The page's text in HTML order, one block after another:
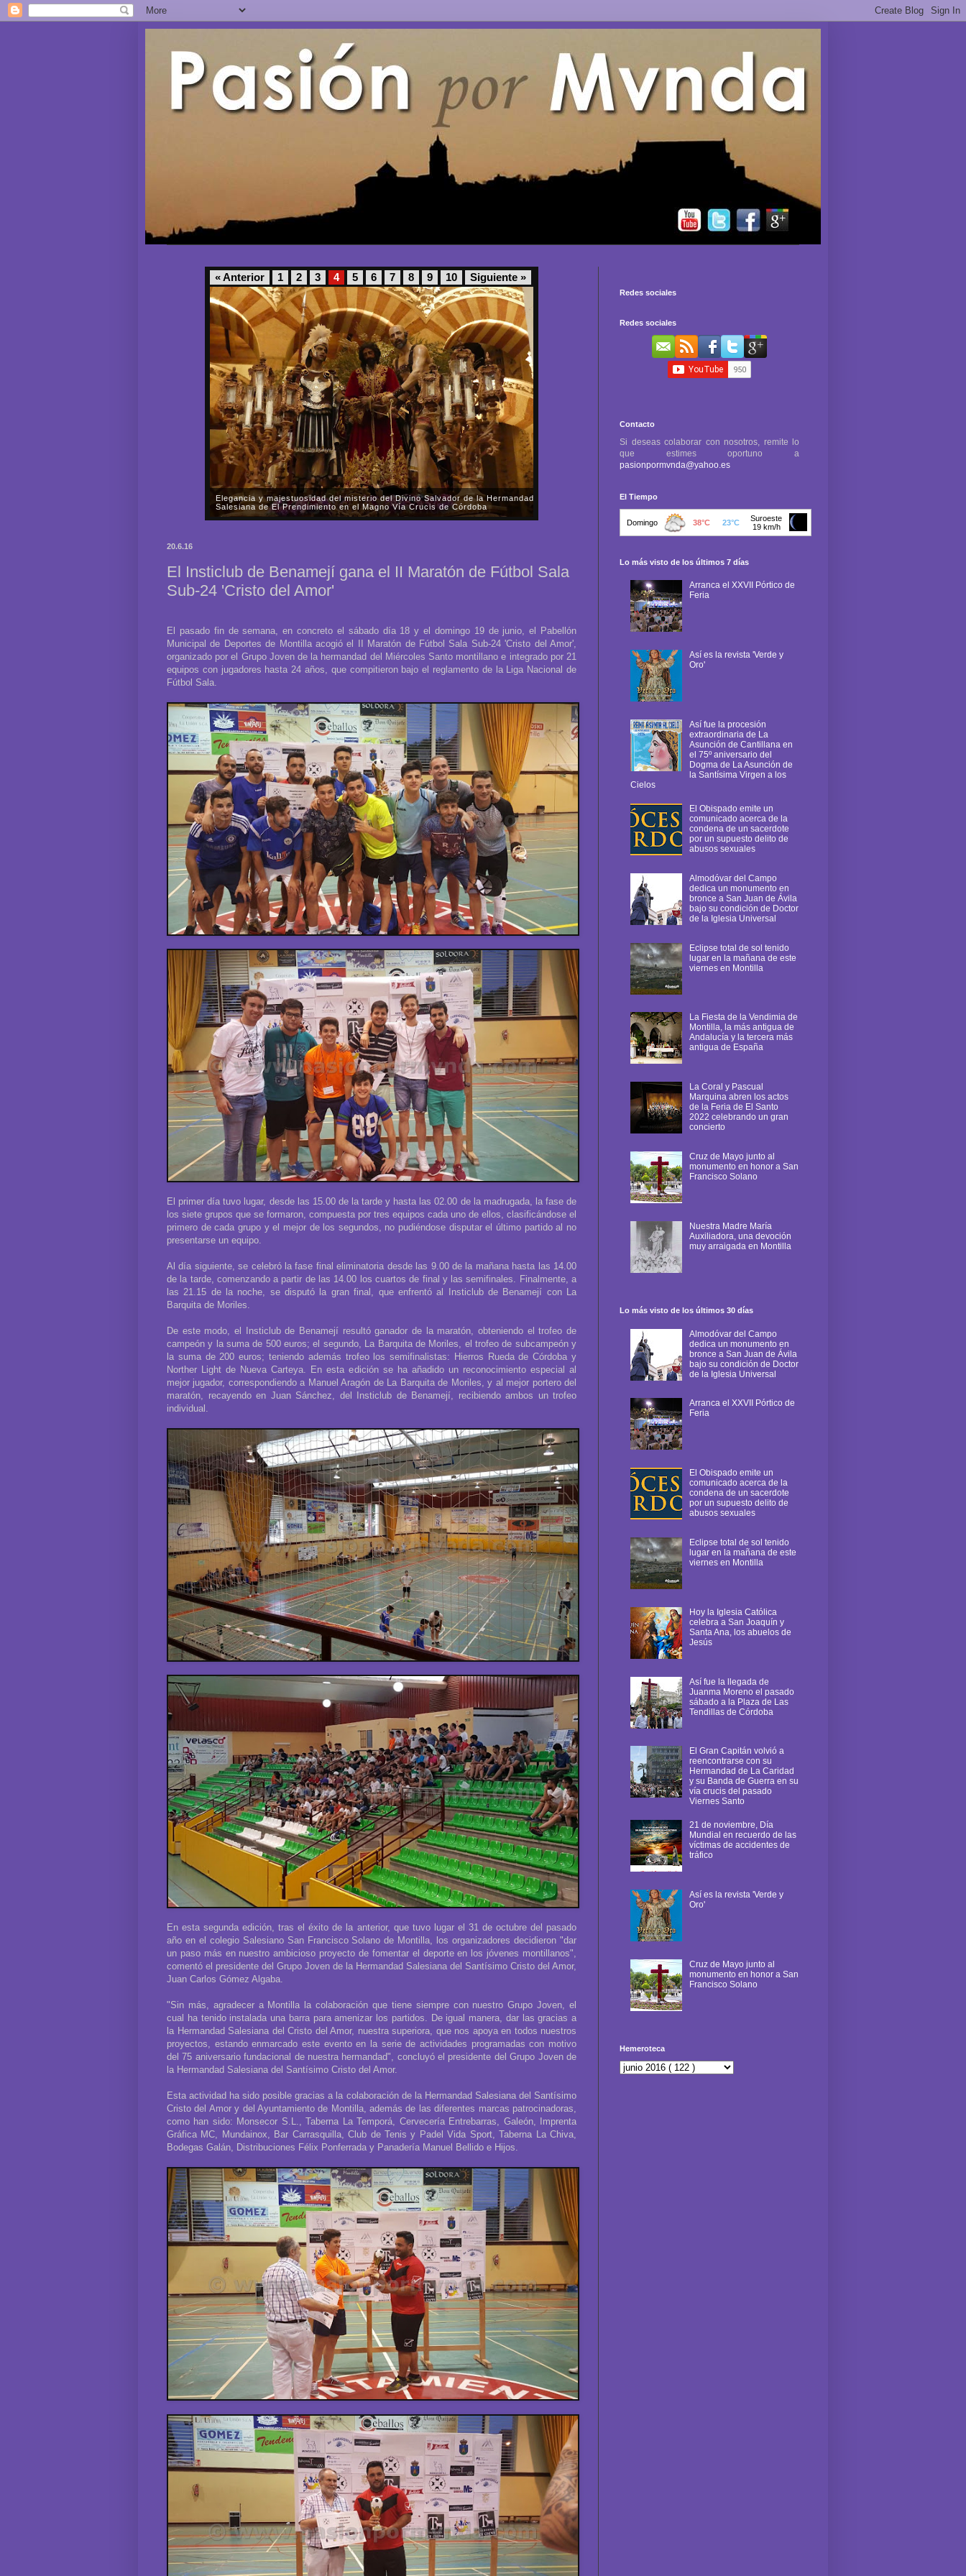
« Anterior 1 2 3 4 5 6 7 8 9 10 Siguiente »
Elegancia y majestuosidad del misterio del Divino Salvador de la Hermandad
Salesiana de El Prendimiento en el Magno Vía Crucis de Córdoba
20.6.16
El Insticlub de Benamejí gana el II Maratón de Fútbol Sala
Sub-24 'Cristo del Amor'
El pasado fin de semana, en concreto el sábado día 18 y el domingo 19 de junio, el Pabellón
Municipal de Deportes de Montilla acogió el II Maratón de Fútbol Sala Sub-24 'Cristo del Amor',
organizado por el Grupo Joven de la hermandad del Miércoles Santo montillano e integrado por 21
equipos con jugadores hasta 24 años, que compitieron bajo el reglamento de la Liga Nacional de
Fútbol Sala.
El primer día tuvo lugar, desde las 15.00 de la tarde y hasta las 02.00 de la madrugada, la fase de
los siete grupos que se formaron, compuesta por tres equipos cada uno de ellos, clasificándose el
primero de cada grupo y el mejor de los segundos, no pudiéndose disputar el último partido al no
presentarse un equipo.
Al día siguiente, se celebró la fase final eliminatoria desde las 9.00 de la mañana hasta las 14.00
de la tarde, comenzando a partir de las 14.00 los cuartos de final y las semifinales. Finalmente, a
las 21.15 de la noche, se disputó la gran final, que enfrentó al Insticlub de Benamejí con La
Barquita de Moriles.
De este modo, el Insticlub de Benamejí resultó ganador de la maratón, obteniendo el trofeo de
campeón y la suma de 500 euros; el segundo, La Barquita de Moriles, el trofeo de subcampeón y
la suma de 200 euros; teniendo además trofeo los semifinalistas: Hierros Rueda de Córdoba y
Norther Light de Nueva Carteya. En esta edición se ha añadido un reconocimiento especial al
mejor jugador, correspondiendo a Manuel Aragón de La Barquita de Moriles, y al mejor portero del
maratón, recayendo en Juan Sánchez, del Insticlub de Benamejí, recibiendo ambos un trofeo
individual.
En esta segunda edición, tras el éxito de la anterior, que tuvo lugar el 31 de octubre del pasado
año en el colegio Salesiano San Francisco Solano de Montilla, los organizadores decidieron "dar
un paso más en nuestro ambicioso proyecto de fomentar el deporte en los jóvenes montillanos",
comentó el presidente del Grupo Joven de la Hermandad Salesiana del Santísimo Cristo del Amor,
Juan Carlos Gómez Algaba.
"Sin más, agradecer a Montilla la colaboración que tiene siempre con nuestro Grupo Joven, el
cual ha tenido instalada una barra para amenizar los partidos. De igual manera, dar las gracias a
la Hermandad Salesiana del Cristo del Amor, nuestra superiora, que nos apoya en todos nuestros
proyectos, estando enmarcado este evento en la serie de actividades programadas con motivo
del 75 aniversario fundacional de nuestra hermandad", concluyó el presidente del Grupo Joven de
la Hermandad Salesiana del Santísimo Cristo del Amor.
Esta actividad ha sido posible gracias a la colaboración de la Hermandad Salesiana del Santísimo
Cristo del Amor y del Ayuntamiento de Montilla, además de las diferentes marcas patrocinadoras,
como han sido: Monsecor S.L., Taberna La Temporá, Cervecería Entrebarras, Galeón, Imprenta
Gráfica MC, Mundainox, Bar Carrasquilla, Club de Tenis y Padel Vida Sport, Taberna La Chiva,
Bodegas Galán, Distribuciones Félix Ponferrada y Panadería Manuel Bellido e Hijos.
Redes sociales
Redes sociales
Contacto
Si deseas colaborar con nosotros, remite lo
que estimes oportuno a
pasionpormvnda@yahoo.es
El Tiempo
Lo más visto de los últimos 7 días
Arranca el XXVII Pórtico de
Feria
Así es la revista 'Verde y
Oro'
Así fue la procesión
extraordinaria de La
Asunción de Cantillana en
el 75º aniversario del
Dogma de La Asunción de
la Santísima Virgen a los
Cielos
El Obispado emite un
comunicado acerca de la
condena de un sacerdote
por un supuesto delito de
abusos sexuales
Almodóvar del Campo
dedica un monumento en
bronce a San Juan de Ávila
bajo su condición de Doctor
de la Iglesia Universal
Eclipse total de sol tenido
lugar en la mañana de este
viernes en Montilla
La Fiesta de la Vendimia de
Montilla, la más antigua de
Andalucía y la tercera más
antigua de España
La Coral y Pascual
Marquina abren los actos
de la Feria de El Santo
2022 celebrando un gran
concierto
Cruz de Mayo junto al
monumento en honor a San
Francisco Solano
Nuestra Madre María
Auxiliadora, una devoción
muy arraigada en Montilla
Lo más visto de los últimos 30 días
Almodóvar del Campo
dedica un monumento en
bronce a San Juan de Ávila
bajo su condición de Doctor
de la Iglesia Universal
Arranca el XXVII Pórtico de
Feria
El Obispado emite un
comunicado acerca de la
condena de un sacerdote
por un supuesto delito de
abusos sexuales
Eclipse total de sol tenido
lugar en la mañana de este
viernes en Montilla
Hoy la Iglesia Católica
celebra a San Joaquín y
Santa Ana, los abuelos de
Jesús
Así fue la llegada de
Juanma Moreno el pasado
sábado a la Plaza de Las
Tendillas de Córdoba
El Gran Capitán volvió a
reencontrarse con su
Hermandad de La Caridad
y su Banda de Guerra en su
vía crucis del pasado
Viernes Santo
21 de noviembre, Día
Mundial en recuerdo de las
víctimas de accidentes de
tráfico
Así es la revista 'Verde y
Oro'
Cruz de Mayo junto al
monumento en honor a San
Francisco Solano
Hemeroteca